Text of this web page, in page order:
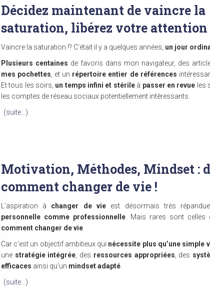
Décidez maintenant de vaincre la
saturation, libérez votre attention
Vaincre la saturation !? C’était il y a quelques années, un jour
Plusieurs centaines de favoris dans mon navigateur, des
mes pochettes , et un répertoire entier de références
Et tous les soirs, un temps infini et stérileà passer en revue les
les comptes de réseau sociaux potentiellement intéressants.
(suite…)
Motivation, Méthodes, Mindset :
comment changer de vie !
L’aspiration à changer de vie est désormais très
personnelle comme professionnelle. Mais rares sont celles
comment changer de vie.
Car c’est un objectif ambitieux qui nécessite plus qu’une simple
une stratégie intégrée , des ressources appropriées , des
efficaces ainsi qu’un mindset adapté.
(suite…)